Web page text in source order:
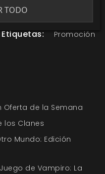
Etiquetas: Promoción
de la Semana
los Clanes
Mundo: Edición
de Vampiro: La
TODO